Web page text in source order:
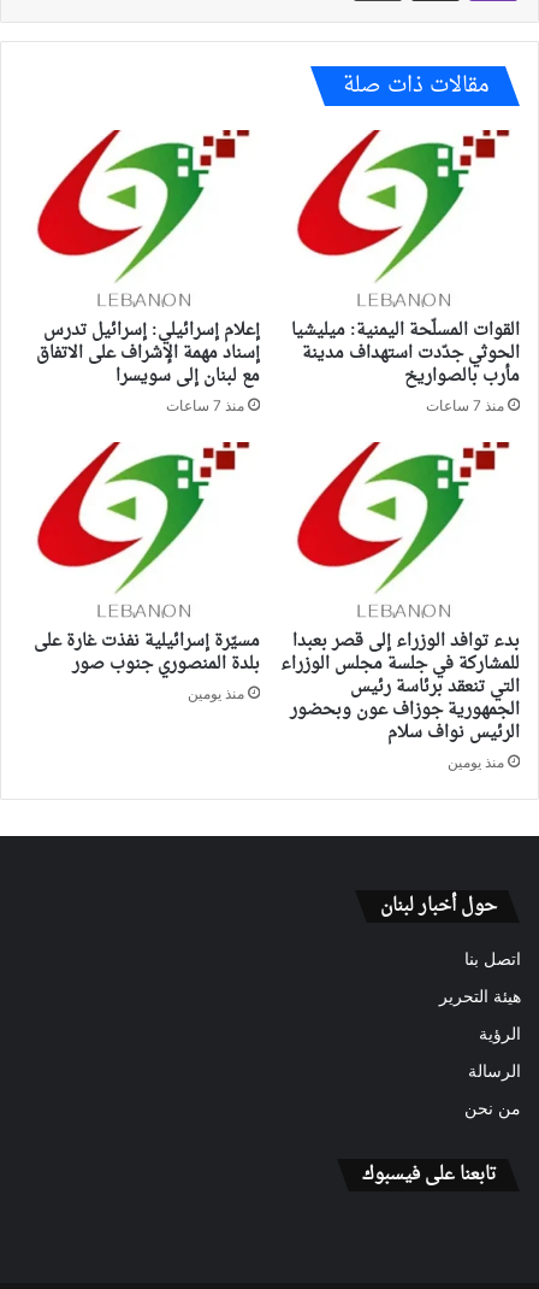
مقالات ذات صلة
القوات المسلّحة اليمنية: ميليشيا
الحوثي جدّدت استهداف مدينة
مأرب بالصواريخ
منذ 7 ساعات
إعلام إسرائيلي: إسرائيل تدرس
إسناد مهمة الإشراف على الاتفاق
مع لبنان إلى سويسرا
منذ 7 ساعات
بدء توافد الوزراء إلى قصر بعبدا
للمشاركة في جلسة مجلس الوزراء
التي تنعقد برئاسة رئيس
الجمهورية جوزاف عون وبحضور
الرئيس نواف سلام
منذ يومين
مسيّرة إسرائيلية نفذت غارة على
بلدة المنصوري جنوب صور
منذ يومين
حول أخبار لبنان
اتصل بنا
هيئة التحرير
الرؤية
الرسالة
من نحن
تابعنا على فيسبوك